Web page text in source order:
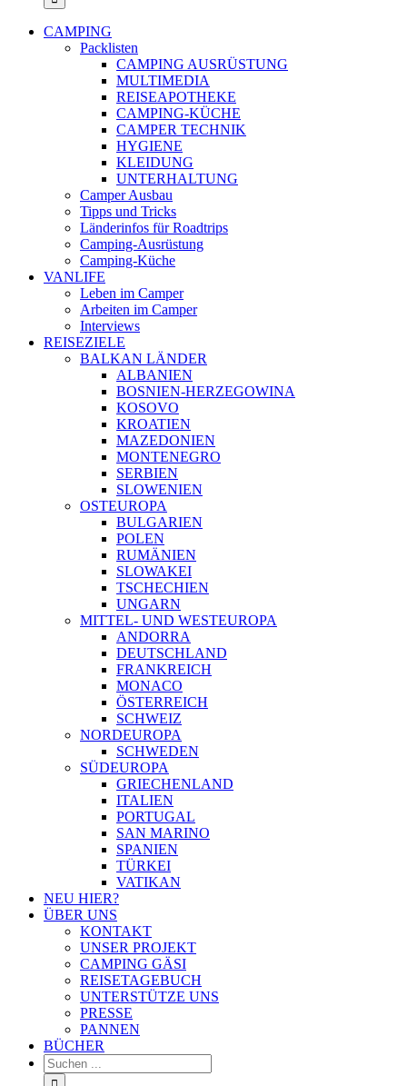
CAMPING
Packlisten
CAMPING AUSRÜSTUNG
MULTIMEDIA
REISEAPOTHEKE
CAMPING-KÜCHE
CAMPER TECHNIK
HYGIENE
KLEIDUNG
UNTERHALTUNG
Camper Ausbau
Tipps und Tricks
Länderinfos für Roadtrips
Camping-Ausrüstung
Camping-Küche
VANLIFE
Leben im Camper
Arbeiten im Camper
Interviews
REISEZIELE
BALKAN LÄNDER
ALBANIEN
BOSNIEN-HERZEGOWINA
KOSOVO
KROATIEN
MAZEDONIEN
MONTENEGRO
SERBIEN
SLOWENIEN
OSTEUROPA
BULGARIEN
POLEN
RUMÄNIEN
SLOWAKEI
TSCHECHIEN
UNGARN
MITTEL- UND WESTEUROPA
ANDORRA
DEUTSCHLAND
FRANKREICH
MONACO
ÖSTERREICH
SCHWEIZ
NORDEUROPA
SCHWEDEN
SÜDEUROPA
GRIECHENLAND
ITALIEN
PORTUGAL
SAN MARINO
SPANIEN
TÜRKEI
VATIKAN
NEU HIER?
ÜBER UNS
KONTAKT
UNSER PROJEKT
CAMPING GÄSI
REISETAGEBUCH
UNTERSTÜTZE UNS
PRESSE
PANNEN
BÜCHER
Suche
nach: